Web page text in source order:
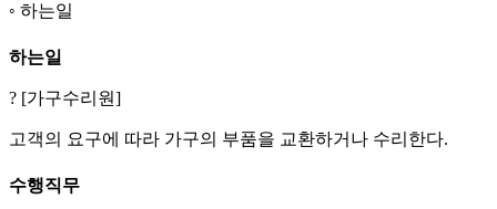
하는일
하는일
? [가구수리원]
고객의 요구에 따라 가구의 부품을 교환하거나 수리한다.
수행직무